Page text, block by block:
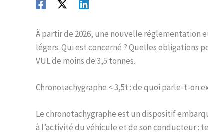
À partir de 2026, une nouvelle réglementation
légers. Qui est concerné ? Quelles obligations
VUL de moins de 3,5 tonnes.
Chronotachygraphe < 3,5t : de quoi parle-t-on
Le chronotachygraphe est un dispositif
à l’activité du véhicule et de son conducteur :